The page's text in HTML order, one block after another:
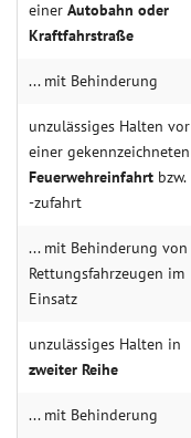
einer Auto­bahn oder
Kraft­fahr­straße
... mit Behin­derung
unzulässiges Halten vor
einer ge­kenn­zeich­neten
Feuer­wehr­ein­fahrt bzw.
-zu­fahrt
... mit Behin­derung von
Rettungs­fahr­zeugen im
Ein­satz
unzulässiges Halten in
zweiter Reihe
... mit Behin­derung